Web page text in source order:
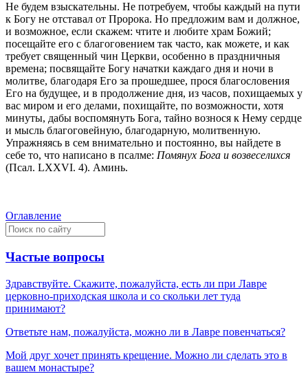
Не будем взыскательны. Не потребуем, чтобы каждый на пути
к Богу не отставал от Пророка. Но предложим вам и должное,
и возможное, если скажем: чтите и любите храм Божий;
посещайте его с благоговением так часто, как можете, и как
требует священный чин Церкви, особенно в праздничныя
времена; посвящайте Богу начатки каждаго дня и ночи в
молитве, благодаря Его за прошедшее, прося благословения
Его на будущее, и в продолжение дня, из часов, похищаемых у
вас миром и его делами, похищайте, по возможности, хотя
минуты, дабы воспомянуть Бога, тайно вознося к Нему сердце
и мысль благоговейную, благодарную, молитвенную.
Упражняясь в сем внимательно и постоянно, вы найдете в
себе то, чтo написано в псалме: Помянух Бога и возвеселихся
(Псал. LXXVI. 4). Аминь.
Оглавление
Частые вопросы
Здравствуйте. Скажите, пожалуйста, есть ли при Лавре
церковно-приходская школа и со скольки лет туда
принимают?
Ответьте нам, пожалуйста, можно ли в Лавре повенчаться?
Мой друг хочет принять крещение. Можно ли сделать это в
вашем монастыре?